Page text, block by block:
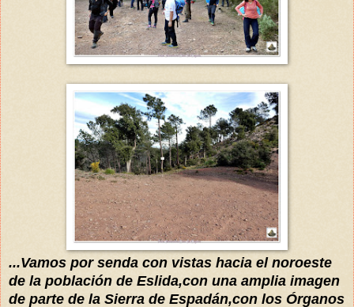
...Vamos por senda con vistas hacia el noroeste
de la población de Eslida,con una amplia imagen
de parte de la Sierra de Espadán,con los Órganos